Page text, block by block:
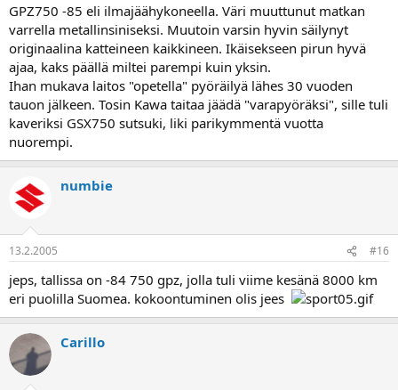
GPZ750 -85 eli ilmajäähykoneella. Väri muuttunut matkan
varrella metallinsiniseksi. Muutoin varsin hyvin säilynyt
originaalina katteineen kaikkineen. Ikäisekseen pirun hyvä
ajaa, kaks päällä miltei parempi kuin yksin.
Ihan mukava laitos "opetella" pyöräilyä lähes 30 vuoden
tauon jälkeen. Tosin Kawa taitaa jäädä "varapyöräksi", sille tuli
kaveriksi GSX750 sutsuki, liki parikymmentä vuotta
nuorempi.
numbie
13.2.2005 #16
jeps, tallissa on -84 750 gpz, jolla tuli viime kesänä 8000 km
eri puolilla Suomea. kokoontuminen olis jees
Carillo